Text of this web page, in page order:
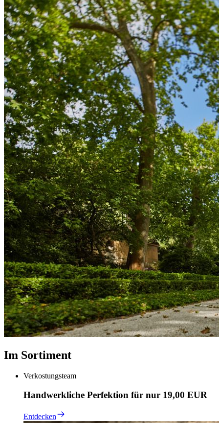
Im Sortiment
Verkostungsteam
Handwerkliche Perfektion für nur 19,00 EUR
Entdecken